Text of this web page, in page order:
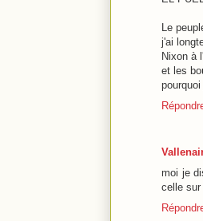
Le
j'ai
Nixon à
et les
moi je
celle